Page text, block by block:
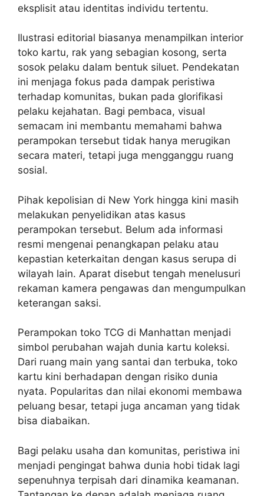
eksplisit atau identitas individu tertentu.
Ilustrasi editorial biasanya menampilkan interior
toko kartu, rak yang sebagian kosong, serta
sosok pelaku dalam bentuk siluet. Pendekatan
ini menjaga fokus pada dampak peristiwa
terhadap komunitas, bukan pada glorifikasi
pelaku kejahatan. Bagi pembaca, visual
semacam ini membantu memahami bahwa
perampokan tersebut tidak hanya merugikan
secara materi, tetapi juga mengganggu ruang
sosial.
Pihak kepolisian di New York hingga kini masih
melakukan penyelidikan atas kasus
perampokan tersebut. Belum ada informasi
resmi mengenai penangkapan pelaku atau
kepastian keterkaitan dengan kasus serupa di
wilayah lain. Aparat disebut tengah menelusuri
rekaman kamera pengawas dan mengumpulkan
keterangan saksi.
Perampokan toko TCG di Manhattan menjadi
simbol perubahan wajah dunia kartu koleksi.
Dari ruang main yang santai dan terbuka, toko
kartu kini berhadapan dengan risiko dunia
nyata. Popularitas dan nilai ekonomi membawa
peluang besar, tetapi juga ancaman yang tidak
bisa diabaikan.
Bagi pelaku usaha dan komunitas, peristiwa ini
menjadi pengingat bahwa dunia hobi tidak lagi
sepenuhnya terpisah dari dinamika keamanan.